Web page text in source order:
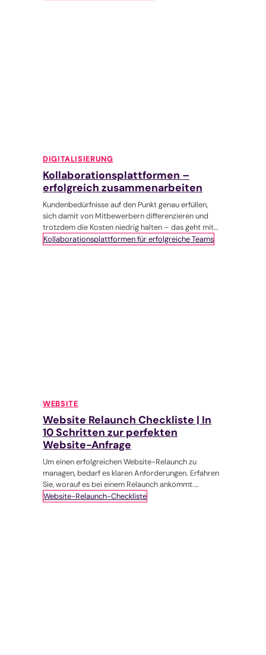
DIGITALISIERUNG
Kollaborationsplattformen –
erfolgreich zusammenarbeiten
Kundenbedürfnisse auf den Punkt genau erfüllen,
sich damit von Mitbewerbern differenzieren und
trotzdem die Kosten niedrig halten – das geht mit
einem 3D Produktkonfigurator, der sich perfekt in
Kollaborationsplattformen für erfolgreiche Teams
WEBSITE
Website Relaunch Checkliste | In
10 Schritten zur perfekten
Website-Anfrage
Um einen erfolgreichen Website-Relaunch zu
managen, bedarf es klaren Anforderungen. Erfahren
Sie, worauf es bei einem Relaunch ankommt.
Inklusive Checkliste zum Download.
Website-Relaunch-Checkliste